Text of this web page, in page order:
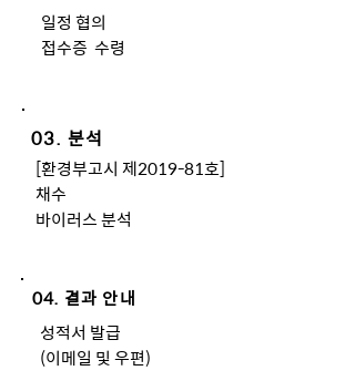
일정 협의
​접수증 수령
03. 분석
[환경부고시 제2019-81호]
채수
바이러스 분석
04. 결과 안내
성적서 발급
(이메일 및 우편)